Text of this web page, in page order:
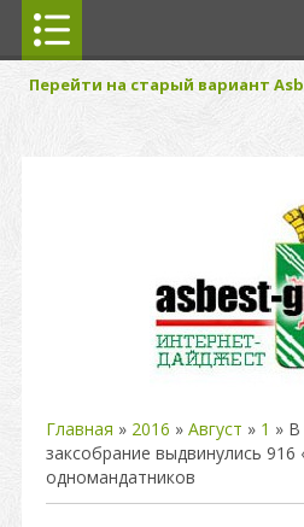
Перейти на старый вариант
Главная » 2016 » Август » 1 » В
заксобрание выдвинулись 916
одномандатников